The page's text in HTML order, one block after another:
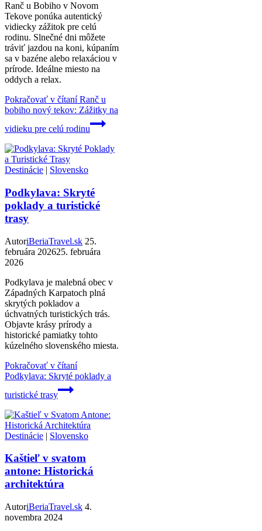
Ranč u Bobiho v Novom
Tekove ponúka autentický
vidiecky zážitok pre celú
rodinu. Slnečné dni môžete
tráviť jazdou na koni, kúpaním
sa v bazéne alebo relaxáciou v
prírode. Ideálne miesto na
oddych a relax.
Pokračovať v čítaníRanč u
bobiho nový tekov: Zážitky na
vidieku pre celú rodinu
Destinácie | Slovensko
Podkylava: Skryté
poklady a turistické
trasy
AutoriBeriaTravel.sk 25.
februára 202625. februára
2026
Podkylava je malebná obec v
Západných Karpatoch plná
skrytých pokladov a
úchvatných turistických trás.
Objavte krásy prírody a
historické pamiatky tohto
kúzelného slovenského miesta.
Pokračovať v čítaní
Podkylava: Skryté poklady a
turistické trasy
Destinácie | Slovensko
Kaštieľ v svatom
antone: Historická
architektúra
AutoriBeriaTravel.sk 4.
novembra 2024